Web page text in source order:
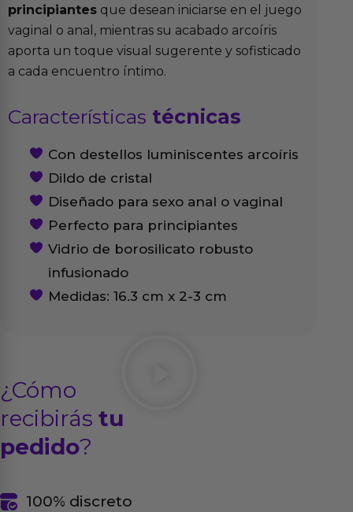
principiantes que desean iniciarse en el juego
vaginal o anal, mientras su acabado arcoíris
aporta un toque visual sugerente y sofisticado
a cada encuentro íntimo.
Características técnicas
Con destellos luminiscentes arcoíris
Dildo de cristal
Diseñado para sexo anal o vaginal
Perfecto para principiantes
Vidrio de borosilicato robusto
infusionado
Medidas: 16.3 cm x 2-3 cm
¿Cómo
recibirás tu
pedido?
100% discreto